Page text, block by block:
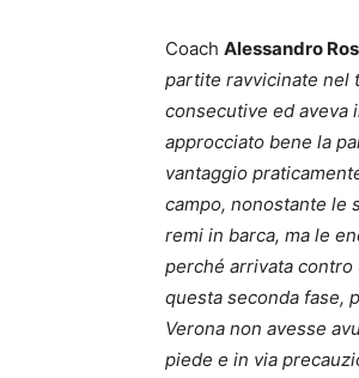
Coach Alessandro
partite ravvicinate nel
consecutive ed aveva
approcciato bene la
vantaggio
campo, nonostante le
remi in barca, ma le
perché arrivata contro
questa seconda fase,
Verona non avesse
piede e in via